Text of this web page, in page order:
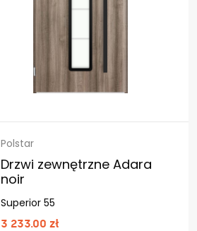
Polstar
Drzwi zewnętrzne Adara
noir
Superior 55
3 233.00 zł